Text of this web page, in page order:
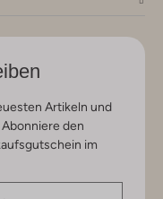
Artikeln und
den
im